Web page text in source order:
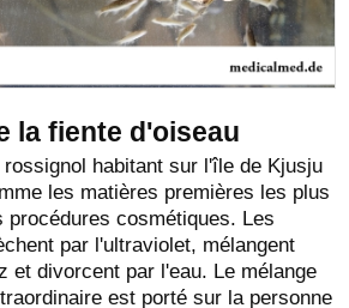
la fiente d'oiseau
habitant sur l'île de Kjusju
les matières premières les plus
procédures cosmétiques. Les
par l'ultraviolet, mélangent
et divorcent par l'eau. Le mélange
est porté sur la personne